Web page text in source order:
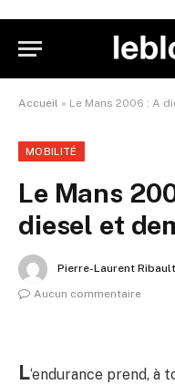
Accueil » Le Mans 2006 : A
MOBILITÉ
Le Mans
diesel et
Pierre-Laurent Ribault
Aucun commentaire
L‘endurance prend, à